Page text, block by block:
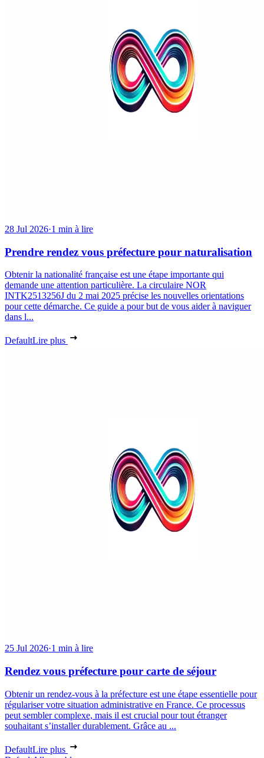
28 Jul 2026·1 min à lire
Prendre rendez vous préfecture pour naturalisation
Obtenir la nationalité française est une étape importante qui
demande une attention particulière. La circulaire NOR
INTK2513256J du 2 mai 2025 précise les nouvelles orientations
pour cette démarche. Ce guide a pour but de vous aider à naviguer
dans l...
DefaultLire plus
25 Jul 2026·1 min à lire
Rendez vous préfecture pour carte de séjour
Obtenir un rendez-vous à la préfecture est une étape essentielle pour
régulariser votre situation administrative en France. Ce processus
peut sembler complexe, mais il est crucial pour tout étranger
souhaitant s’installer durablement. Grâce au ...
DefaultLire plus